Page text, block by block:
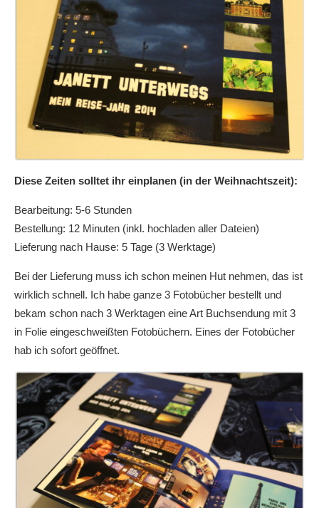
Diese Zeiten solltet ihr einplanen (in der Weihnachtszeit):
Bearbeitung: 5-6 Stunden
Bestellung: 12 Minuten (inkl. hochladen aller Dateien)
Lieferung nach Hause: 5 Tage (3 Werktage)
Bei der Lieferung muss ich schon meinen Hut nehmen, das ist
wirklich schnell. Ich habe ganze 3 Fotobücher bestellt und
bekam schon nach 3 Werktagen eine Art Buchsendung mit 3
in Folie eingeschweißten Fotobüchern. Eines der Fotobücher
hab ich sofort geöffnet.